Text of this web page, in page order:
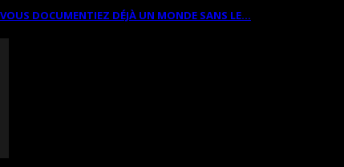
DOCUMENTIEZ DÉJÀ UN MONDE SANS LE…